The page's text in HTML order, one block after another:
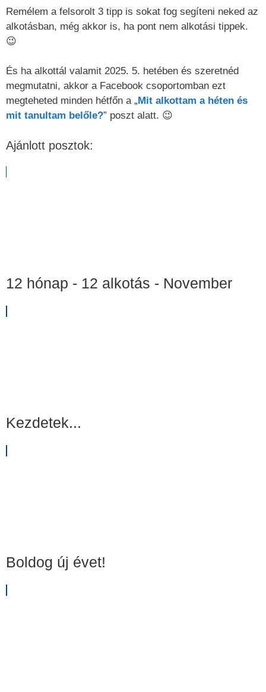
Remélem a felsorolt 3 tipp is sokat fog segíteni neked az
alkotásban, még akkor is, ha pont nem alkotási tippek.
😉
És ha alkottál valamit 2025. 5. hetében és szeretnéd
megmutatni, akkor a Facebook csoportomban ezt
megteheted minden hétfőn a „Mit alkottam a héten és
mit tanultam belőle?” poszt alatt. 😉
Ajánlott posztok:
12 hónap - 12 alkotás - November
Kezdetek...
Boldog új évet!